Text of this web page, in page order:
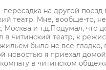
на другой
театр. Мне, вообще-то,
и т.д.Подумал,
в читинский театр, к
жильем было не все
новостью я приехал
в читинском